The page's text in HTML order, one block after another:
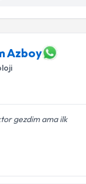
Azboy
gezdim ama ilk